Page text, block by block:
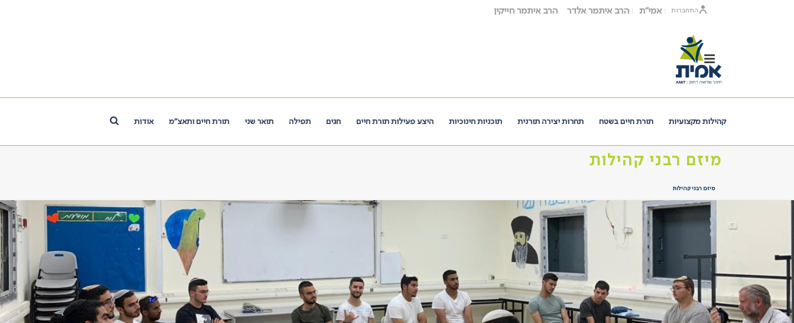
אמי"ת הרב איתמר אלדר הרב איתמר חייקין התחברות
קהילות מקצועיות תורת חיים בשטח תחרות יצירה תורנית תוכניות חינוכיות היצע פעילות תורת חיים חגים תפילה תואר שני תורת חיים ותאצ”מ אודות
מיזם רבני קהילות
מיזם רבני קהילות